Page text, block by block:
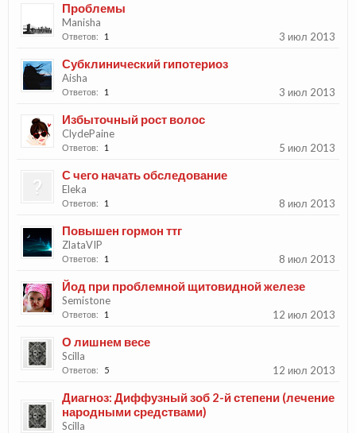
Проблемы
Manisha
Ответов: 1 3 июл 2013
Субклинический гипотериоз
Aisha
Ответов: 1 3 июл 2013
Избыточный рост волос
ClydePaine
Ответов: 1 5 июл 2013
С чего начать обследование
Eleka
Ответов: 1 8 июл 2013
Повышен гормон ттг
ZlataVIP
Ответов: 1 8 июл 2013
Йод при проблемной щитовидной железе
Semistone
Ответов: 1 12 июл 2013
О лишнем весе
Scilla
Ответов: 5 12 июл 2013
Диагноз: Диффузный зоб 2-й степени (лечение
народными средствами)
Scilla